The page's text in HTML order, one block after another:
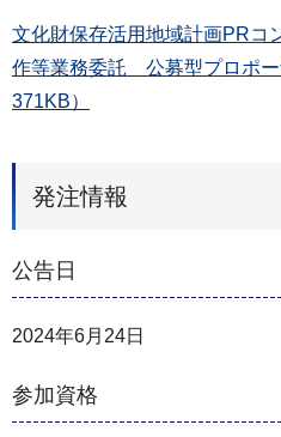
文化財保存活用地域計画PRコ
作等業務委託 公募型プロポー
371KB）
発注情報
公告日
2024年6月24日
参加資格